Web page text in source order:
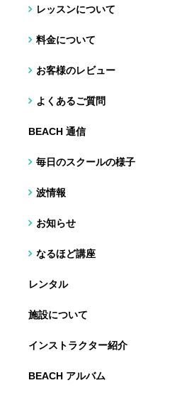
レッスンについて
料金について
お客様のレビュー
よくあるご質問
BEACH 通信
毎日のスクールの様子
波情報
お知らせ
なるほど講座
レンタル
施設について
インストラクター紹介
BEACH アルバム